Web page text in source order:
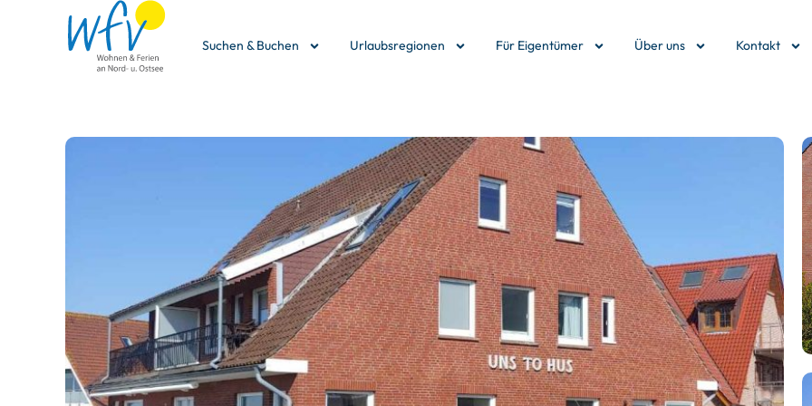
Suchen & Buchen Urlaubsregionen Für Eigentümer Über uns Kontakt